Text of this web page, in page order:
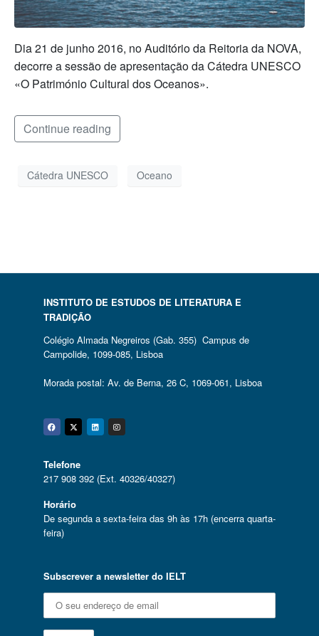
Dia 21 de junho 2016, no Auditório da Reitoria da NOVA,
decorre a sessão de apresentação da Cátedra UNESCO
«O Património Cultural dos Oceanos».
Continue reading
Cátedra UNESCO Oceano
INSTITUTO DE ESTUDOS DE LITERATURA E
TRADIÇÃO
Colégio Almada Negreiros (Gab. 355) Campus de
Campolide, 1099-085, Lisboa
Morada postal: Av. de Berna, 26 C, 1069-061, Lisboa
Facebook
Twitter
Linkedin
Instagram
Telefone
217 908 392 (Ext. 40326/40327)
Horário
De segunda a sexta-feira das 9h às 17h (encerra quarta-
feira)
Subscrever a newsletter do IELT